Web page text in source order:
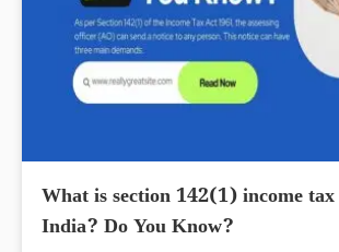
What is section 142(1) income
India? Do You Know?